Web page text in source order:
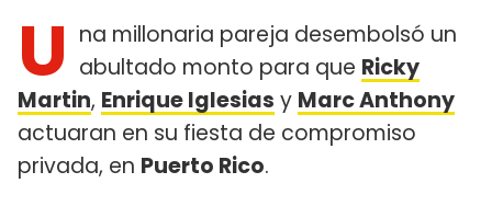
U na millonaria pareja desembolsó un
abultado monto para que Ricky
Martin, Enrique Iglesias y Marc Anthony
actuaran en su fiesta de compromiso
privada, en Puerto Rico.